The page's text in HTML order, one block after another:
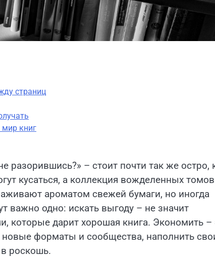
страниц
мир книг
разорившись?» – стоит почти так же остро,
кусаться, а коллекция вожделенных томов
ароматом свежей бумаги, но иногда
важно одно: искать выгоду – не значит
которые дарит хорошая книга. Экономить –
форматы и сообщества, наполнить
роскошь.